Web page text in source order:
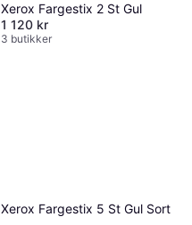
Xerox Fargestix 2 St Gul
1 120 kr
3 butikker
Xerox Fargestix 5 St Gul Sort